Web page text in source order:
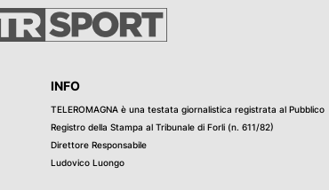
INFO
TELEROMAGNA è una testata giornalistica registrata al Pubblico
Registro della Stampa al Tribunale di Forli (n. 611/82)
Direttore Responsabile
Ludovico Luongo